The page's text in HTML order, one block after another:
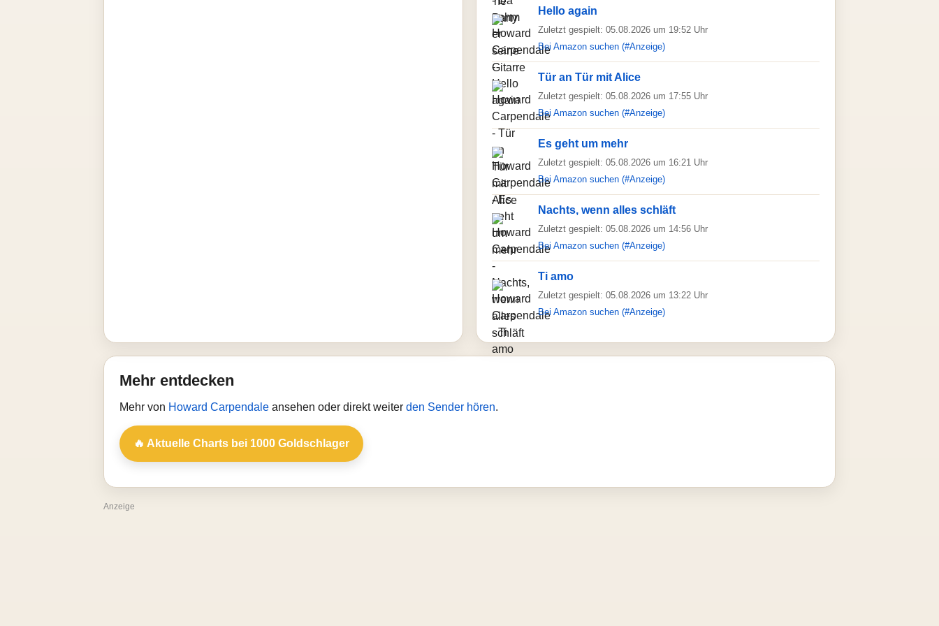
Hello again
Zuletzt gespielt: 05.08.2026 um 19:52 Uhr
Bei Amazon suchen (#Anzeige)
Tür an Tür mit Alice
Zuletzt gespielt: 05.08.2026 um 17:55 Uhr
Bei Amazon suchen (#Anzeige)
Es geht um mehr
Zuletzt gespielt: 05.08.2026 um 16:21 Uhr
Bei Amazon suchen (#Anzeige)
Nachts, wenn alles schläft
Zuletzt gespielt: 05.08.2026 um 14:56 Uhr
Bei Amazon suchen (#Anzeige)
Ti amo
Zuletzt gespielt: 05.08.2026 um 13:22 Uhr
Bei Amazon suchen (#Anzeige)
Mehr entdecken
Mehr von Howard Carpendale ansehen oder direkt weiter den Sender hören.
🔥 Aktuelle Charts bei 1000 Goldschlager
Anzeige